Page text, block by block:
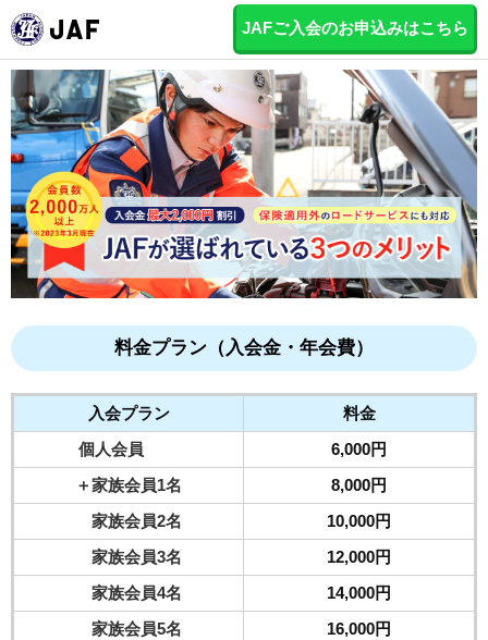
JAFご入会のお申込みはこちら
料金プラン（入会金・年会費）
入会プラン
料金
個人会員
6,000円
＋家族会員1名
8,000円
家族会員2名
10,000円
家族会員3名
12,000円
家族会員4名
14,000円
家族会員5名
16,000円